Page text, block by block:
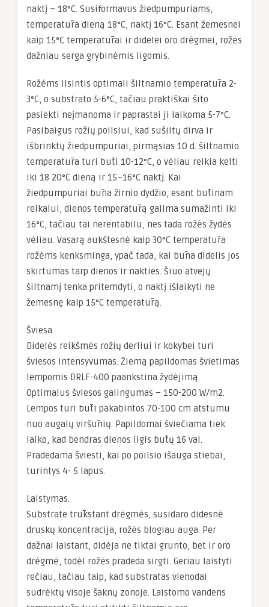
naktį – 18°C. Susiformavus žiedpumpuriams,
temperatūra dieną 18°C, naktį 16°C. Esant žemesnei
kaip 15°C temperatūrai ir didelei oro drėgmei, rožės
dažniau serga grybinėmis ligomis.
Rožėms ilsintis optimali šiltnamio temperatūra 2-
3°C, o substrato 5-6°C, tačiau praktiškai šito
pasiekti neįmanoma ir paprastai ji laikoma 5-7°C.
Pasibaigus rožių poilsiui, kad sušiltų dirva ir
išbrinktų žiedpumpuriai, pirmąsias 10 d. šiltnamio
temperatūra turi būti 10-12°C, o vėliau reikia kelti
iki 18 20°C dieną ir 15–16°C naktį. Kai
žiedpumpuriai būna žirnio dydžio, esant būtinam
reikalui, dienos temperatūrą galima sumažinti iki
16°C, tačiau tai nerentabilu, nes tada rožės žydės
vėliau. Vasarą aukštesnė kaip 30°C temperatūra
rožėms kenksminga, ypač tada, kai būna didelis jos
skirtumas tarp dienos ir nakties. Šiuo atvejų
šiltnamį tenka pritemdyti, o naktį išlaikyti ne
žemesnę kaip 15°C temperatūrą.
Šviesa.
Didelės reikšmės rožių derliui ir kokybei turi
šviesos intensyvumas. Žiemą papildomas švietimas
lempomis DRLF-400 paankstina žydėjimą.
Optimalus šviesos galingumas – 150-200 W/m2.
Lempos turi būti pakabintos 70-100 cm atstumu
nuo augalų viršūnių. Papildomai šviečiama tiek
laiko, kad bendras dienos ilgis būtų 16 val.
Pradedama šviesti, kai po poilsio išauga stiebai,
turintys 4- 5 lapus.
Laistymas.
Substrate trūkstant drėgmės, susidaro didesnė
druskų koncentracija, rožės blogiau auga. Per
dažnai laistant, didėja ne tiktai grunto, bet ir oro
drėgmė, todėl rožės pradeda sirgti. Geriau laistyti
rečiau, tačiau taip, kad substratas vienodai
sudrėktų visoje šaknų zonoje. Laistomo vandens